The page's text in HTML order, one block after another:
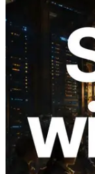
2026.08.05
ERPC ขยา
การวัด
เปิดตัว